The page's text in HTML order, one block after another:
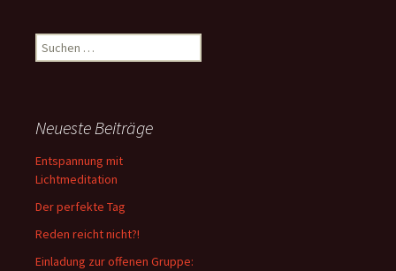
Suche
nach:
Neueste Beiträge
Entspannung mit
Lichtmeditation
Der perfekte Tag
Reden reicht nicht?!
Einladung zur offenen Gruppe: